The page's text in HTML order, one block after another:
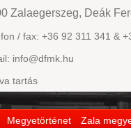
Megyetörténet Zala
Zalaegerszeg, Deák
/ fax: +36 92 311 341 &
info@dfmk.hu
tartás